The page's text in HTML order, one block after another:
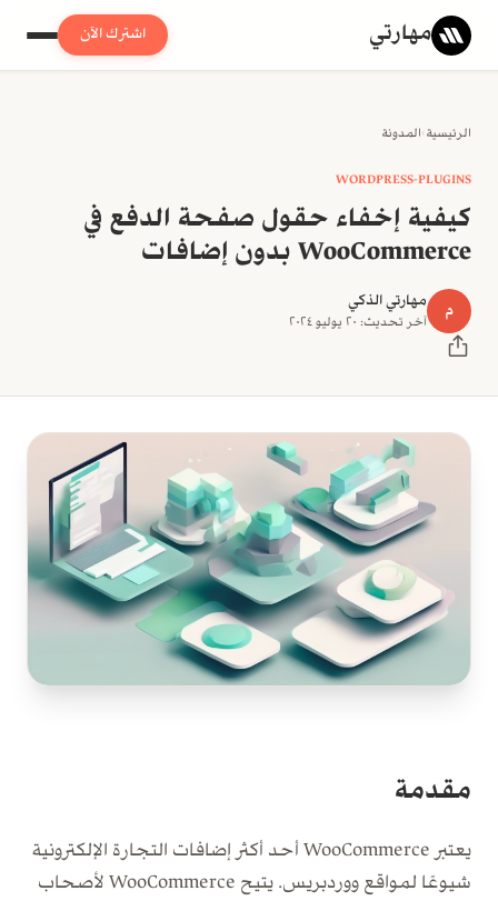
مهارتي اشترك الآن
الرئيسية›المدونة
WORDPRESS-PLUGINS
كيفية إخفاء حقول صفحة الدفع في
WooCommerce بدون إضافات
م مهارتي الذكي
آخر تحديث: ٢٠ يوليو ٢٠٢٤
مقدمة
يعتبر WooCommerce أحد أكثر إضافات التجارة الإلكترونية
شيوعًا لمواقع ووردبريس. يتيح WooCommerce لأصحاب